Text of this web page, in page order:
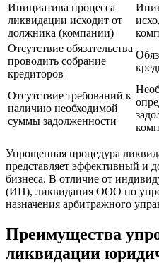
Инициатива процесса
ликвидации исходит от
должника (компании)
Отсутствие обязательства
проводить собрание
кредиторов
Отсутствие требований к
наличию необходимой
суммы задолженности
Упрощенная процедура
представляет эффективный и
бизнеса. В отличие от
(ИП), ликвидация ООО по
назначения арбитражного
Преимущества
ликвидации